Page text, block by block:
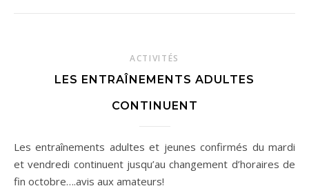
ACTIVITÉS
LES ENTRAÎNEMENTS ADULTES
CONTINUENT
Les entraînements adultes et jeunes confirmés du mardi
et vendredi continuent jusqu’au changement d’horaires de
fin octobre….avis aux amateurs!